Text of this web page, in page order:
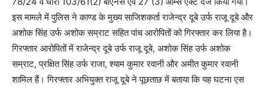
इस मामले में पुलिस ने काण्ड के मुख्य साजिशकर्ता राजेन्द्र दूबे उर्फ राजू दूबे और
अशोक सिंह उर्फ अशोक सम्राट सहित पांच आरोपितों को गिरफ्तार कर लिया है।
गिरफ्तार आरोपितों में राजेन्द्र दूबे उर्फ राजू दूबे, अशोक सिंह उर्फ अशोक
सम्राट, प्रक्षित सिंह उर्फ राजा, श्याम कुमार रवानी और अमीत कुमार रवानी
शामिल हैं। गिरफ्तार अभियुक्त राजू दूबे ने पूछताछ में बताया कि यह घटना एस